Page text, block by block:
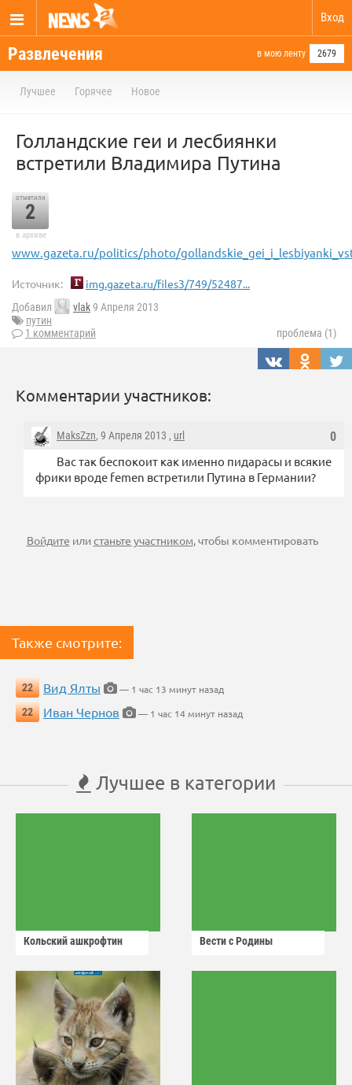
Вход
Развлечения в мою ленту 2679
Лучшее Горячее Новое
Голландские геи и лесбиянки
встретили Владимира Путина
отметили
2
в архиве
www.gazeta.ru/politics/photo/
Источник: img.gazeta.ru/files3/749/52487...
Добавил vlak9 Апреля 2013
путин
1 комментарий
проблема (1)
Комментарии участников:
0
MaksZzn, 9 Апреля 2013 , url
Вас так беспокоит как именно пидарасы и всякие
фрики вроде femen встретили Путина в Германии?
Войдите илистаньте участником, чтобы комментировать
Также смотрите:
22 Вид Ялты
— 1 час 13 минут назад
22
Иван Чернов — 1 час 14 минут назад
Лучшее в категории
Кольский ашкрофтин Вести с Родины